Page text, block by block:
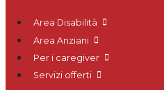
Area Disabilità
Area Anziani
Per i caregiver
Servizi offerti